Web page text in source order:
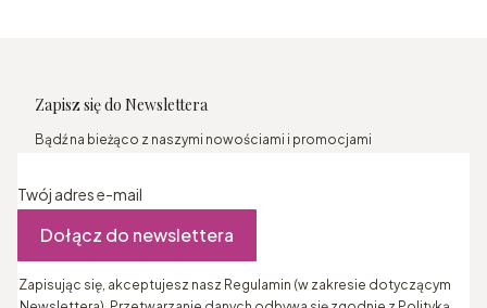
Zapisz się do Newslettera
Bądź na bieżąco z naszymi nowościami i promocjami
Twój adres e-mail
Dołącz do newslettera
Zapisując się, akceptujesz nasz Regulamin (w zakresie dotyczącym